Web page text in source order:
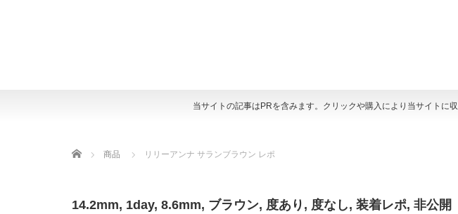
当サイトの記事はPRを含みます。クリックや購入により当サイトに
Home 商品 リリーアンナ サランブラウン レポ
14.2mm, 1day, 8.6mm, ブラウン, 度あり , 度なし, 装着レポ, 非公開